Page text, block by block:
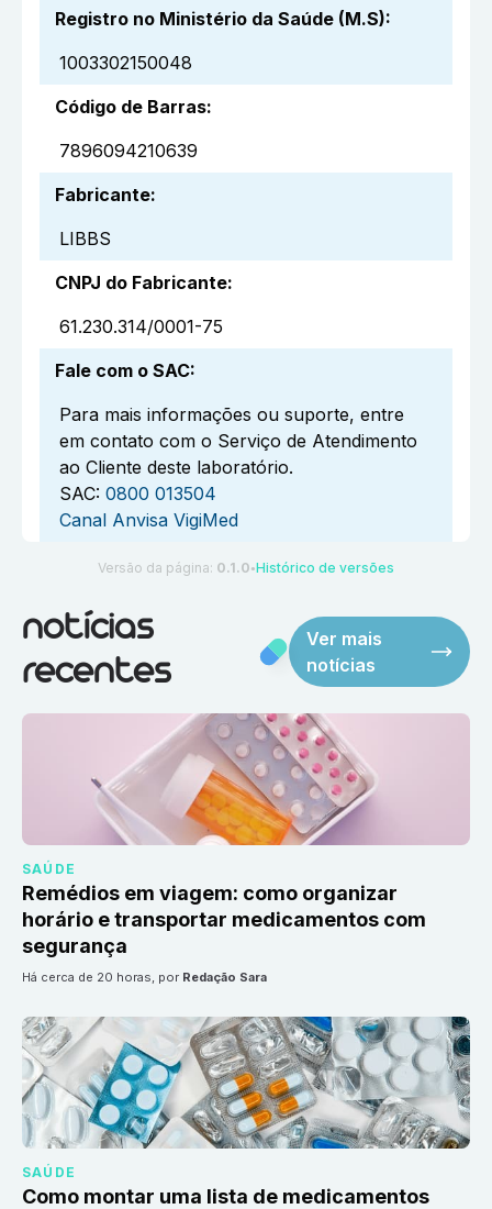
Registro no Ministério da Saúde (M.S):
1003302150048
Código de Barras:
7896094210639
Fabricante:
LIBBS
CNPJ do Fabricante:
61.230.314/0001-75
Fale com o SAC:
Para mais informações ou suporte, entre
em contato com o Serviço de Atendimento
ao Cliente deste laboratório.
SAC: 0800 013504
Canal Anvisa VigiMed
Versão da página: 0.1.0 ●Histórico de versões
notícias
recentes
Ver mais
notícias
SAÚDE
Remédios em viagem: como organizar
horário e transportar medicamentos com
segurança
há cerca de 20 horas, por Redação Sara
SAÚDE
Como montar uma lista de medicamentos